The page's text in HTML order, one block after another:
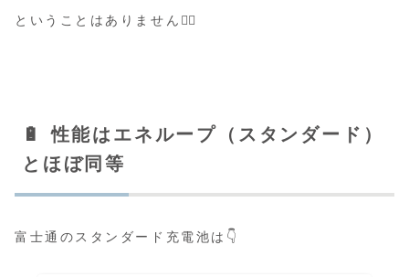
ということはありません🙅‍♂️
🔋 性能はエネループ（スタンダード）
とほぼ同等
富士通のスタンダード充電池は👇